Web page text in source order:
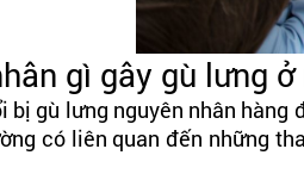
gì gây gù lưng
bị gù lưng nguyên nhân hàng
có liên quan đến những